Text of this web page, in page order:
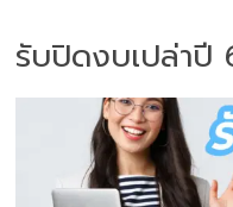
รับปิดงบเปล่าปี